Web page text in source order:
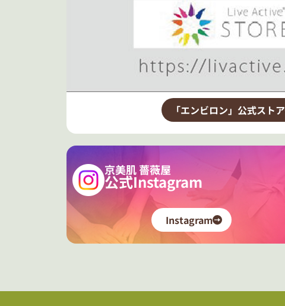
「エンビロン」公式ストア
京美肌 薔薇屋
公式Instagram
Instagram